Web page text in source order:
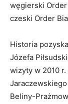
węgierski Order
czeski Order
Historia
Józefa
wizyty w 2010
Jaraczewskiego
Beliny-